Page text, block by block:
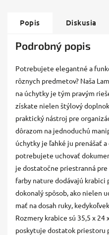
Popis Diskusia
Podrobný popis
Potrebujete elegantné a
rôznych predmetov? Naša
na úchytky je tým pravým
získate nielen štýlový
praktický nástroj pre
dôrazom na jednoduchú
úchytky je ľahké ju prenášať
potrebujete uchovať
je dostatočne priestranná
farby nature dodávajú krabici
dokonalý spôsob, ako nielen
mať na dosah ruky,
Rozmery krabice sú 35,5 x 24
poskytuje dostatok priestoru